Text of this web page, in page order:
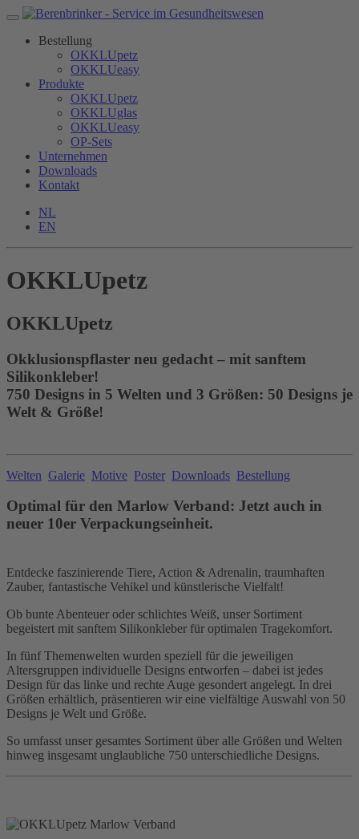
Bestellung
OKKLUpetz
OKKLUeasy
Produkte
OKKLUpetz
OKKLUglas
OKKLUeasy
OP-Sets
Unternehmen
Downloads
Kontakt
NL
EN
OKKLUpetz
OKKLUpetz
Okklusionspflaster neu gedacht – mit sanftem
Silikonkleber!
750 Designs in 5 Welten und 3 Größen: 50 Designs je
Welt & Größe!
Welten Galerie Motive Poster Downloads Bestellung
Optimal für den Marlow Verband: Jetzt auch in
neuer 10er Verpackungseinheit.
Entdecke faszinierende Tiere, Action & Adrenalin, traumhaften
Zauber, fantastische Vehikel und künstlerische Vielfalt!
Ob bunte Abenteuer oder schlichtes Weiß, unser Sortiment
begeistert mit sanftem Silikonkleber für optimalen Tragekomfort.
In fünf Themenwelten wurden speziell für die jeweiligen
Altersgruppen individuelle Designs entworfen – dabei ist jedes
Design für das linke und rechte Auge gesondert angelegt. In drei
Größen erhältlich, präsentieren wir eine vielfältige Auswahl von 50
Designs je Welt und Größe.
So umfasst unser gesamtes Sortiment über alle Größen und Welten
hinweg insgesamt unglaubliche 750 unterschiedliche Designs.